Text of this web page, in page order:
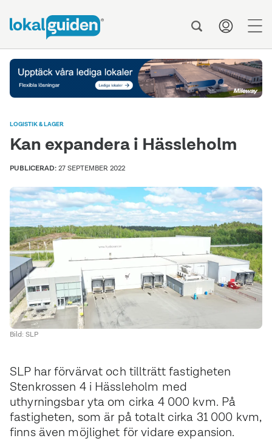
LOGISTIK & LAGER
Kan expandera i Hässleholm
PUBLICERAD:27 SEPTEMBER 2022
SLP har förvärvat och tillträtt fastigheten
Stenkrossen 4 i Hässleholm med
uthyrningsbar yta om cirka 4 000 kvm. På
fastigheten, som är på totalt cirka 31 000 kvm,
finns även möjlighet för vidare expansion.
Bild: SLP